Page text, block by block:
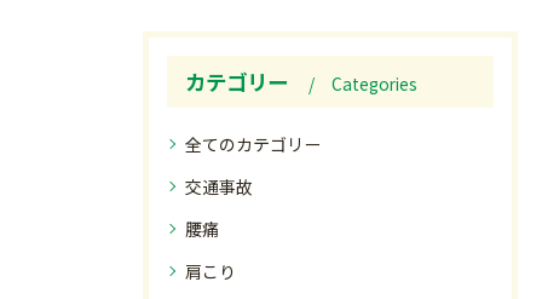
カテゴリー Categories
全てのカテゴリー
交通事故
腰痛
肩こり